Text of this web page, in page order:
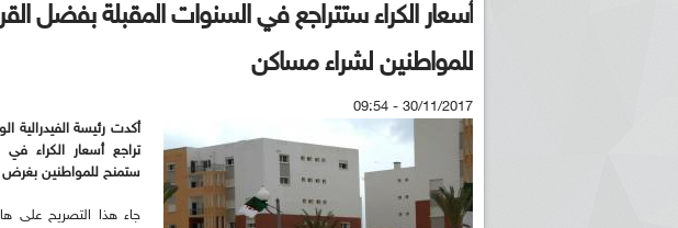
أسعار الكراء ستتراجع في السنوات المقبلة بفضل
للمواطنين لشراء مساكن
30/11/2017 - 09:54
أكدت رئيسة الفيدرالية
تراجع أسعار الكراء
ستمنح للمواطنين
جاء هذا التصريح على